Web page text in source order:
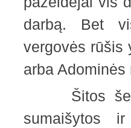
darbą. Bet
vergovės rūšis
arba
Šitos
sumaišytos